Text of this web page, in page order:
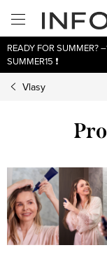
obsah
READY FOR SUMMER?
SUMMER15 ❗
Vlasy